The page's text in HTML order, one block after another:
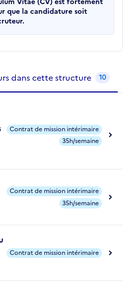
que la candidature soit
dans cette structure 10
Contrat de mission intérimaire
35h/semaine
Contrat de mission intérimaire
35h/semaine
Contrat de mission intérimaire